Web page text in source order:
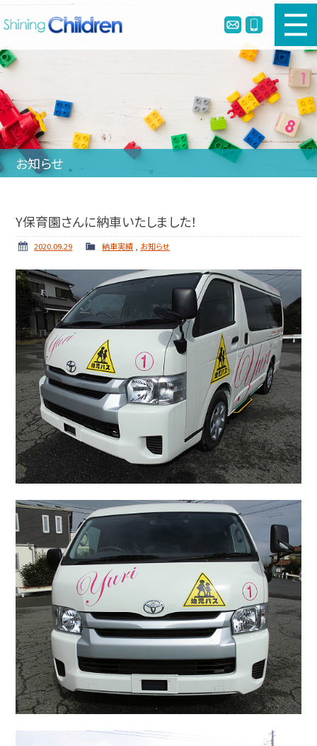
新車幼児バスのご購入
中古幼児バスのご購入
幼児バスとは
リメイク・定員変更・簡易シートベルト
ホーム ニュース
納車実績 お問い合わせ
個人情報保護方針
お知らせ
Y保育園さんに納車いたしました！
2020.09.29 納車実績 お知らせ